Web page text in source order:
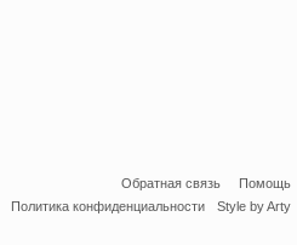
Обратная связь
Помощь
Политика конфиденциальности
Style by Arty